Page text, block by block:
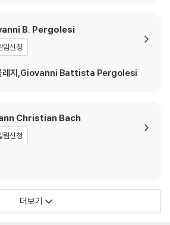
HQCD]B. Pergolesi
림신청
골레지,Giovanni Battista Pergolesi
Christian Bach
림신청
더보기